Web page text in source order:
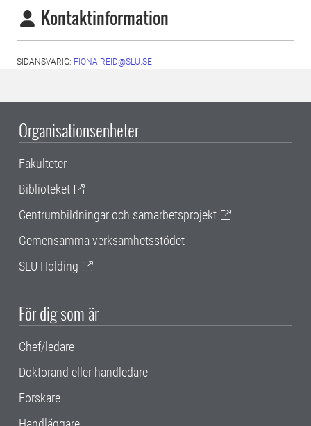
Kontaktinformation
SIDANSVARIG: FIONA.REID@SLU.SE
Organisationsenheter
Fakulteter
Biblioteket
Centrumbildningar och samarbetsprojekt
Gemensamma verksamhetsstödet
SLU Holding
För dig som är
Chef/ledare
Doktorand eller handledare
Forskare